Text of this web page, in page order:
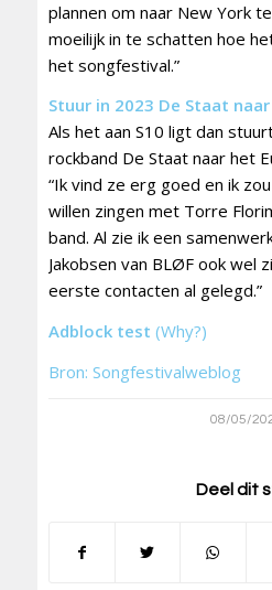
plannen om naar New York
moeilijk in te schatten hoe
het songfestival.”
Stuur in 2023 De Staat
Als het aan S10 ligt dan
rockband De Staat naar het
“Ik vind ze erg goed en ik
willen zingen met Torre
band. Al zie ik een
Jakobsen van BLØF ook wel
eerste contacten al gelegd.”
Adblock test (Why?)
Bron: Songfestivalweblog
08/05/
Deel dit